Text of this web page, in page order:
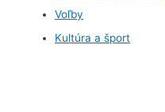
Voľby
Kultúra a šport